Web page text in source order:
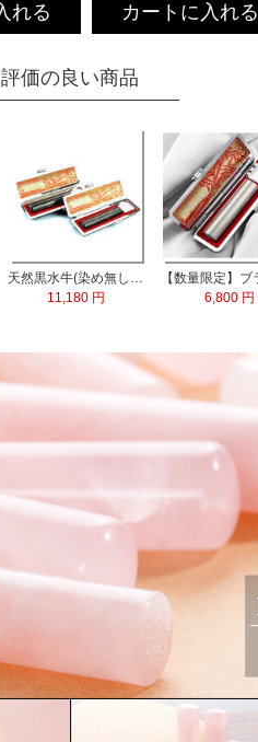
れる カートに入れる
評価の良い商品
天然黒水牛(染め無し) 実印60x16.5mm/銀行印60x13.5mm 2本セット
11,180 円
6,800 円